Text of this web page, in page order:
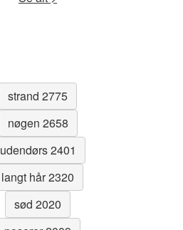
strand 2775
nøgen 2658
udendørs 2401
langt hår 2320
sød 2020